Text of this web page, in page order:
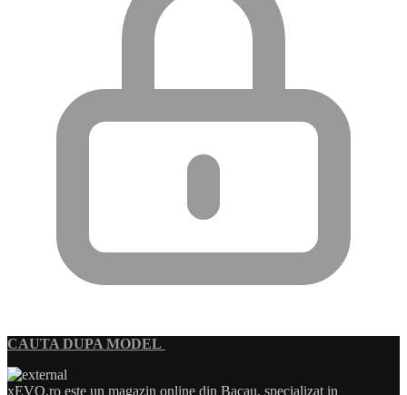
CAUTA DUPA MODEL
xEVO.ro este un magazin online din Bacau, specializat in